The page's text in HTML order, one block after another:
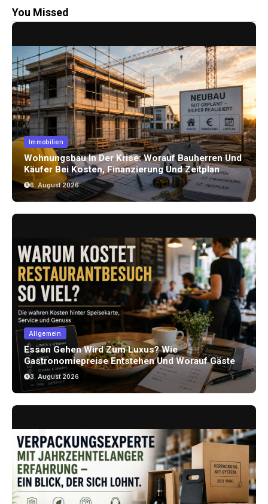
You Missed
Immobilien
Wohnungsbau In Der Krise: Worauf Bauherren Und
Käufer Bei Kosten, Finanzierung Und Zeitplan
Achten Sollten
6. August 2026
Allgemein
Essen Gehen Wird Zum Luxus? Wie
Gastronomiepreise Entstehen Und Worauf Gäste
Achten Können
3. August 2026